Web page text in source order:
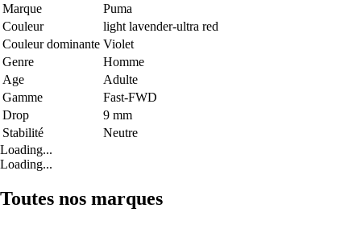
Marque
Puma
Couleur
light lavender-ultra red
Couleur dominante Violet
Genre
Homme
Age
Adulte
Gamme
Fast-FWD
Drop
9 mm
Stabilité
Neutre
Loading...
Loading...
Toutes nos marques